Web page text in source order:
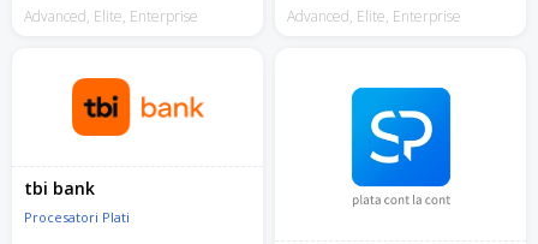
Advanced, Elite, Enterprise Advanced, Elite, Enterprise
tbi bank
Procesatori Plati